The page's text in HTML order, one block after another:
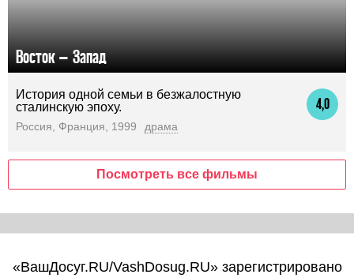
Восток – Запад
4,0
История одной семьи в безжалостную
сталинскую эпоху.
Россия, Франция, 1999 драма
Посмотреть все фильмы
«ВашДосуг.RU/VashDosug.RU» зарегистрировано